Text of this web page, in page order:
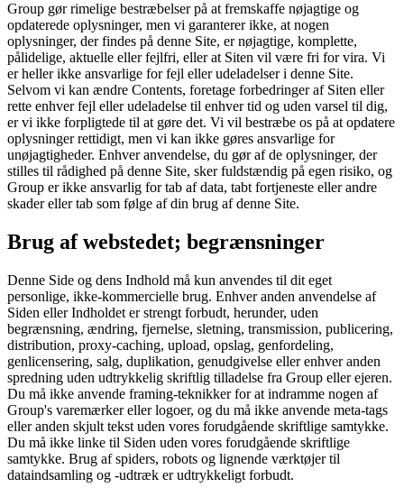
Group gør rimelige bestræbelser på at fremskaffe nøjagtige og
opdaterede oplysninger, men vi garanterer ikke, at nogen
oplysninger, der findes på denne Site, er nøjagtige, komplette,
pålidelige, aktuelle eller fejlfri, eller at Siten vil være fri for vira. Vi
er heller ikke ansvarlige for fejl eller udeladelser i denne Site.
Selvom vi kan ændre Contents, foretage forbedringer af Siten eller
rette enhver fejl eller udeladelse til enhver tid og uden varsel til dig,
er vi ikke forpligtede til at gøre det. Vi vil bestræbe os på at opdatere
oplysninger rettidigt, men vi kan ikke gøres ansvarlige for
unøjagtigheder. Enhver anvendelse, du gør af de oplysninger, der
stilles til rådighed på denne Site, sker fuldstændig på egen risiko, og
Group er ikke ansvarlig for tab af data, tabt fortjeneste eller andre
skader eller tab som følge af din brug af denne Site.
Brug af webstedet; begrænsninger
Denne Side og dens Indhold må kun anvendes til dit eget
personlige, ikke-kommercielle brug. Enhver anden anvendelse af
Siden eller Indholdet er strengt forbudt, herunder, uden
begrænsning, ændring, fjernelse, sletning, transmission, publicering,
distribution, proxy‑caching, upload, opslag, genfordeling,
genlicensering, salg, duplikation, genudgivelse eller enhver anden
spredning uden udtrykkelig skriftlig tilladelse fra Group eller ejeren.
Du må ikke anvende framing‑teknikker for at indramme nogen af
Group's varemærker eller logoer, og du må ikke anvende meta‑tags
eller anden skjult tekst uden vores forudgående skriftlige samtykke.
Du må ikke linke til Siden uden vores forudgående skriftlige
samtykke. Brug af spiders, robots og lignende værktøjer til
dataindsamling og -udtræk er udtrykkeligt forbudt.